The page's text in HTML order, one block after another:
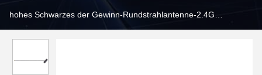
hohes Schwarzes der Gewinn-Rundstrahlantenne-2.4G